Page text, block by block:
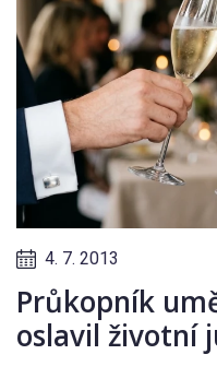
4. 7. 2013
Průkopník
oslavil životní